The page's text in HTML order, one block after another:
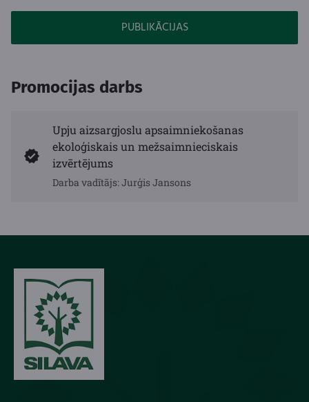
PUBLIKĀCIJAS
Promocijas darbs
Upju aizsargjoslu apsaimniekošanas
ekoloģiskais un mežsaimnieciskais
izvērtējums
Darba vadītājs: Jurģis Jansons